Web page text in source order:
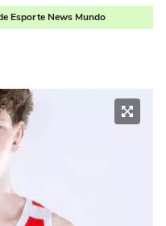
Esporte News Mundo